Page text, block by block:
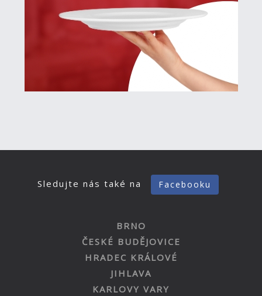
Sledujte nás také na Facebooku
BRNO
ČESKÉ BUDĚJOVICE
HRADEC KRÁLOVÉ
JIHLAVA
KARLOVY VARY